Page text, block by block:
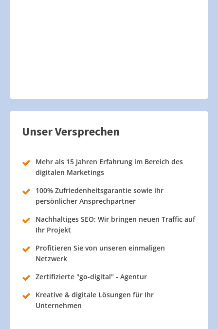
Unser Versprechen
Mehr als 15 Jahren Erfahrung im Bereich des
digitalen Marketings
100% Zufriedenheitsgarantie sowie ihr
persönlicher Ansprechpartner
Nachhaltiges SEO: Wir bringen neuen Traffic auf
Ihr Projekt
Profitieren Sie von unseren einmaligen
Netzwerk
Zertifizierte "go-digital" - Agentur
Kreative & digitale Lösungen für Ihr
Unternehmen